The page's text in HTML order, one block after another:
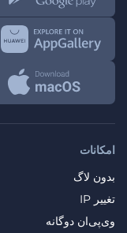
امکانات
بدون لاگ
تغییر IP
وی‌پی‌ان دوگانه